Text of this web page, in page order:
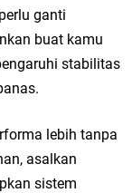
ganti
buat kamu
stabilitas
lebih tanpa
asalkan
sistem